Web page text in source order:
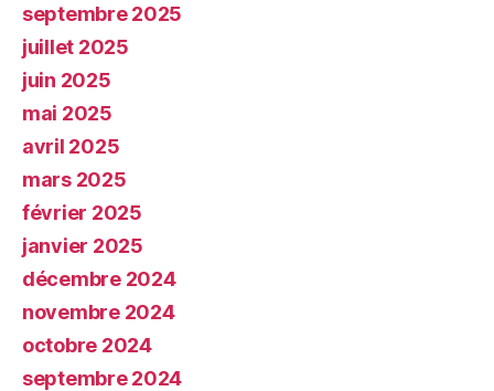
septembre 2025
juillet 2025
juin 2025
mai 2025
avril 2025
mars 2025
février 2025
janvier 2025
décembre 2024
novembre 2024
octobre 2024
septembre 2024